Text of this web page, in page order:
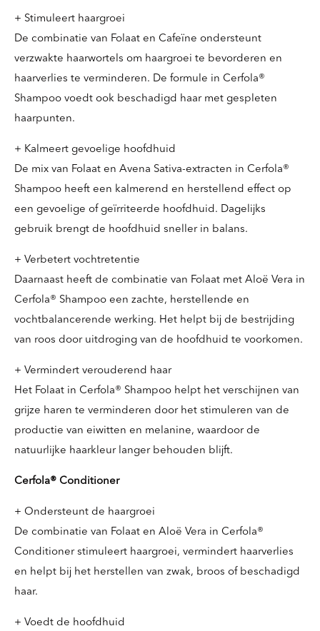
+ Stimuleert haargroei
De combinatie van Folaat en Cafeïne ondersteunt
verzwakte haarwortels om haargroei te bevorderen en
haarverlies te verminderen. De formule in Cerfola®
Shampoo voedt ook beschadigd haar met gespleten
haarpunten.
+ Kalmeert gevoelige hoofdhuid
De mix van Folaat en Avena Sativa-extracten in Cerfola®
Shampoo heeft een kalmerend en herstellend effect op
een gevoelige of geïrriteerde hoofdhuid. Dagelijks
gebruik brengt de hoofdhuid sneller in balans.
+ Verbetert vochtretentie
Daarnaast heeft de combinatie van Folaat met Aloë Vera in
Cerfola® Shampoo een zachte, herstellende en
vochtbalancerende werking. Het helpt bij de bestrijding
van roos door uitdroging van de hoofdhuid te voorkomen.
+ Vermindert verouderend haar
Het Folaat in Cerfola® Shampoo helpt het verschijnen van
grijze haren te verminderen door het stimuleren van de
productie van eiwitten en melanine, waardoor de
natuurlijke haarkleur langer behouden blijft.
Cerfola® Conditioner
+ Ondersteunt de haargroei
De combinatie van Folaat en Aloë Vera in Cerfola®
Conditioner stimuleert haargroei, vermindert haarverlies
en helpt bij het herstellen van zwak, broos of beschadigd
haar.
+ Voedt de hoofdhuid